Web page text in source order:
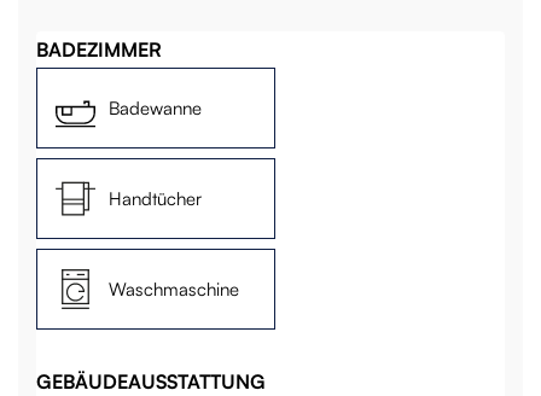
BADEZIMMER
Badewanne
Handtücher
Waschmaschine
GEBÄUDEAUSSTATTUNG